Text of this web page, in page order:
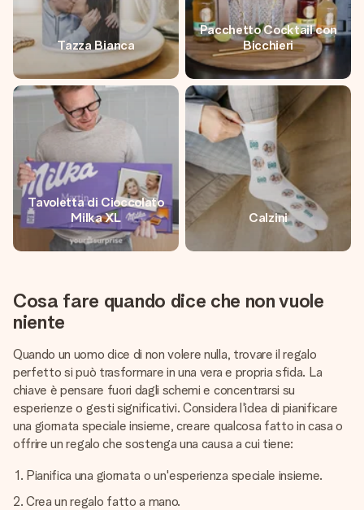
Tazza Bianca
Pacchetto Cocktail con
Bicchieri
Tavoletta di Cioccolato
Milka XL
Calzini
Cosa fare quando dice che non vuole
niente
Quando un uomo dice di non volere nulla, trovare il regalo
perfetto si può trasformare in una vera e propria sfida. La
chiave è pensare fuori dagli schemi e concentrarsi su
esperienze o gesti significativi. Considera l'idea di pianificare
una giornata speciale insieme, creare qualcosa fatto in casa o
offrire un regalo che sostenga una causa a cui tiene:
Pianifica una giornata o un'esperienza speciale insieme.
Crea un regalo fatto a mano.